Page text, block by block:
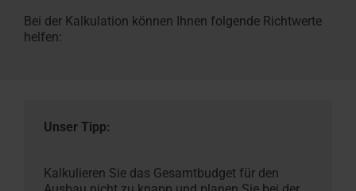
Bei der Kalkulation können Ihnen folgende Richtwerte
helfen:
Unser Tipp:
Kalkulieren Sie das Gesamtbudget für den